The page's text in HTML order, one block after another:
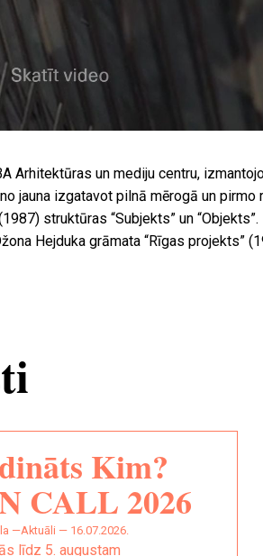
Arhitektūras un mediju centru,
jauna izgatavot pilnā mērogā un
struktūras “Subjekts” un
Hejduka grāmata “Rīgas projekts”
Kim?
CALL 2026
—Aktuāli — 16.07.2026.
līdz 5. augustam